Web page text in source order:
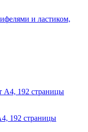
и ластиком,
192 страницы